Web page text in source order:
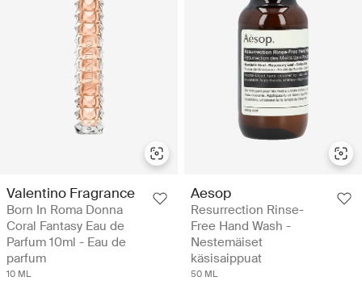
Valentino Fragrance
Born In Roma Donna
Coral Fantasy Eau de
Parfum 10ml - Eau de
parfum
10 ML
Aesop
Resurrection Rinse-
Free Hand Wash -
Nestemäiset
käsisaippuat
50 ML